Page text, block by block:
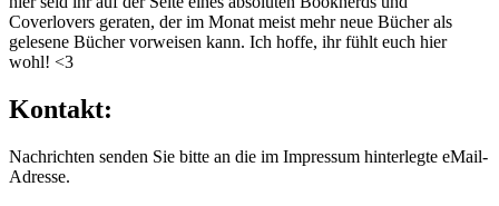
Coverlovers geraten, der im Monat meist mehr neue Bücher als
gelesene Bücher vorweisen kann. Ich hoffe, ihr fühlt euch hier
wohl! <3
Kontakt:
Nachrichten senden Sie bitte an die im Impressum hinterlegte eMail-
Adresse.